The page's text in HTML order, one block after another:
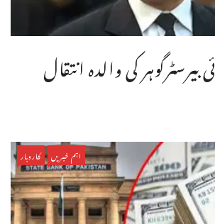
بیرسٹرگوہر کی والدہ انتقال
اہم خبریں کاروبار